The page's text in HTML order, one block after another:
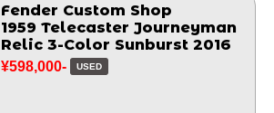
Fender Custom Shop
1959 Telecaster Journeyman
Relic 3-Color Sunburst 2016
¥598,000- USED